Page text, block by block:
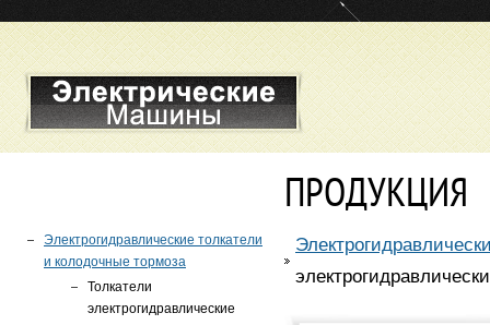
ПРОДУКЦИЯ
Электрогидравлические толкатели
и колодочные тормоза
Толкатели
электрогидравлические